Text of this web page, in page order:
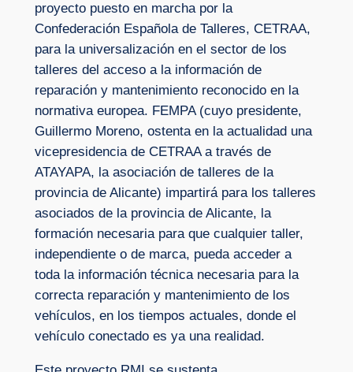
proyecto puesto en marcha por la
Confederación Española de Talleres, CETRAA,
para la universalización en el sector de los
talleres del acceso a la información de
reparación y mantenimiento reconocido en la
normativa europea. FEMPA (cuyo presidente,
Guillermo Moreno, ostenta en la actualidad una
vicepresidencia de CETRAA a través de
ATAYAPA, la asociación de talleres de la
provincia de Alicante) impartirá para los talleres
asociados de la provincia de Alicante, la
formación necesaria para que cualquier taller,
independiente o de marca, pueda acceder a
toda la información técnica necesaria para la
correcta reparación y mantenimiento de los
vehículos, en los tiempos actuales, donde el
vehículo conectado es ya una realidad.